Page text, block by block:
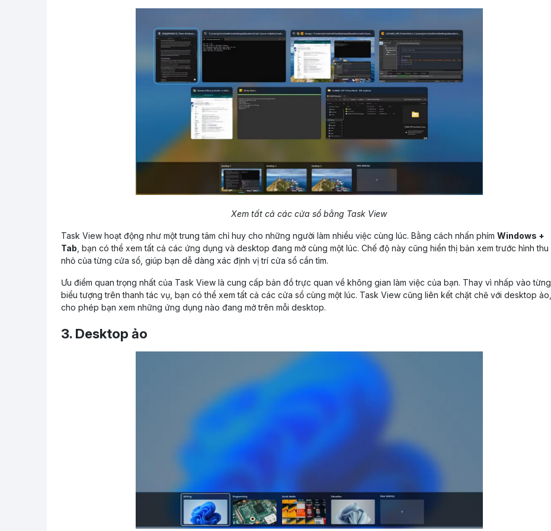
Xem tất cả các cửa sổ bằng Task View
Task View hoạt động như một trung tâm chỉ huy cho những người làm nhiều việc cùng lúc. Bằng cách nhấn phímWindows +
Tab , bạn có thể xem tất cả các ứng dụng và desktop đang mở cùng một lúc. Chế độ này cũng hiển thị bản xem trước hình thu
nhỏ của từng cửa sổ, giúp bạn dễ dàng xác định vị trí cửa sổ cần tìm.
Ưu điểm quan trọng nhất của Task View là cung cấp bản đồ trực quan về không gian làm việc của bạn. Thay vì nhấp vào từng
biểu tượng trên thanh tác vụ, bạn có thể xem tất cả các cửa sổ cùng một lúc. Task View cũng liên kết chặt chẽ với desktop ảo,
cho phép bạn xem những ứng dụng nào đang mở trên mỗi desktop.
3. Desktop ảo